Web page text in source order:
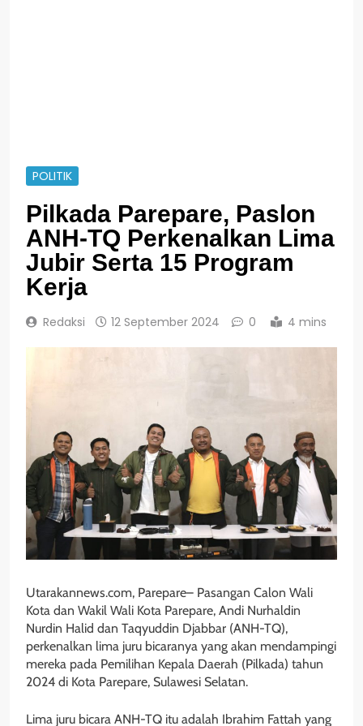
POLITIK
Pilkada Parepare, Paslon
ANH-TQ Perkenalkan Lima
Jubir Serta 15 Program
Kerja
Redaksi 12 September 2024 0 4 mins
Utarakannews.com, Parepare– Pasangan Calon Wali
Kota dan Wakil Wali Kota Parepare, Andi Nurhaldin
Nurdin Halid dan Taqyuddin Djabbar (ANH-TQ),
perkenalkan lima juru bicaranya yang akan mendampingi
mereka pada Pemilihan Kepala Daerah (Pilkada) tahun
2024 di Kota Parepare, Sulawesi Selatan.
Lima juru bicara ANH-TQ itu adalah Ibrahim Fattah yang